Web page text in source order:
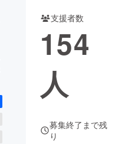
支援者数
154
人
募集終了まで残
り